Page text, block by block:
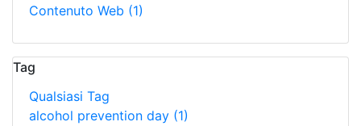
Contenuto Web (1)
Tag
Qualsiasi Tag
alcohol prevention day (1)